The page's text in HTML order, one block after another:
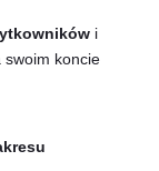
i
swoim koncie